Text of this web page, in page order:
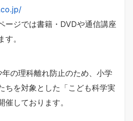
ージでは書籍・DVDや通信講座
。
の理科離れ防止のため、小学
ちを対象とした「こども科学実
しております。